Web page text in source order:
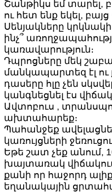
Շանթիկս եմ տարել,
ու հետ ենք եկել, բայց
Սենյակները
ինչ՞
կառավարություն։
Դպրոցները մեկ
մանկապարտեզ էլ ու
դասերը հլը չեն
կանգնեցնել էս
Ավտոբուս ,
ախտահարեք։
Պահանջեք
կառույցների
Եթե շատ չեք անում,
խայտառակ վիճակում
քանի որ հաջորդ
եղանակային